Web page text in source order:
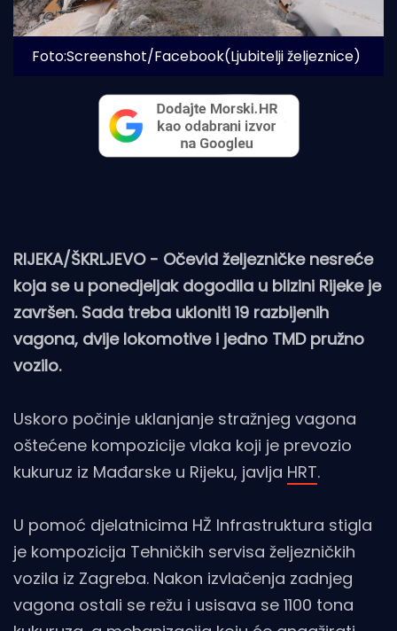
Foto:Screenshot/Facebook(Ljubitelji željeznice)
RIJEKA/ŠKRLJEVO - Očevid željezničke nesreće
koja se u ponedjeljak dogodila u blizini Rijeke je
završen. Sada treba ukloniti 19 razbijenih
vagona, dvije lokomotive i jedno TMD pružno
vozilo.
Uskoro počinje uklanjanje stražnjeg vagona
oštećene kompozicije vlaka koji je prevozio
kukuruz iz Mađarske u Rijeku, javlja HRT.
U pomoć djelatnicima HŽ Infrastruktura stigla
je kompozicija Tehničkih servisa željezničkih
vozila iz Zagreba. Nakon izvlačenja zadnjeg
vagona ostali se režu i usisava se 1100 tona